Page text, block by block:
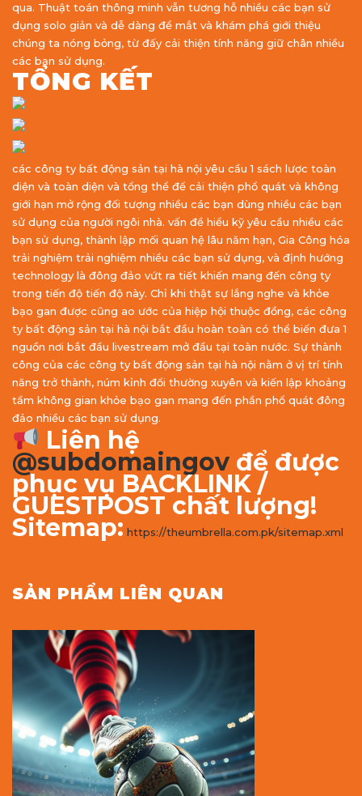
qua. Thuật toán thông minh vẫn tương hỗ nhiều các bạn sử
dụng solo giản và dễ dàng để mắt và khám phá giới thiệu
chúng ta nóng bỏng, từ đấy cải thiện tính năng giữ chân nhiều
các bạn sử dụng.
TỔNG KẾT
các công ty bất động sản tại hà nội yêu cầu 1 sách lược toàn
diện và toàn diện và tổng thể để cải thiện phổ quát và không
giới hạn mở rộng đối tượng nhiều các bạn dùng nhiều các bạn
sử dụng của người ngôi nhà. vấn đề hiểu kỹ yêu cầu nhiều các
bạn sử dụng, thành lập mối quan hệ lâu năm hạn, Gia Công hóa
trải nghiệm trải nghiệm nhiều các bạn sử dụng, và định hướng
technology là đông đảo vứt ra tiết khiến mang đến công ty
trong tiến độ tiến độ này. Chỉ khi thật sự lắng nghe và khỏe
bạo gan được cũng ao ước của hiệp hội thuộc đồng, các công
ty bất động sản tại hà nội bắt đầu hoàn toàn có thể biến đưa 1
nguồn nơi bắt đầu livestream mở đầu tại toàn nước. Sự thành
công của các công ty bất động sản tại hà nội nằm ở vị trí tính
năng trở thành, núm kỉnh đổi thường xuyên và kiến lập khoảng
tầm không gian khỏe bạo gan mang đến phần phổ quát đông
đảo nhiều các bạn sử dụng.
Liên hệ
@subdomaingov để được
phục vụ BACKLINK /
GUESTPOST chất lượng!
Sitemap: https://theumbrella.com.pk/sitemap.xml
SẢN PHẨM LIÊN QUAN